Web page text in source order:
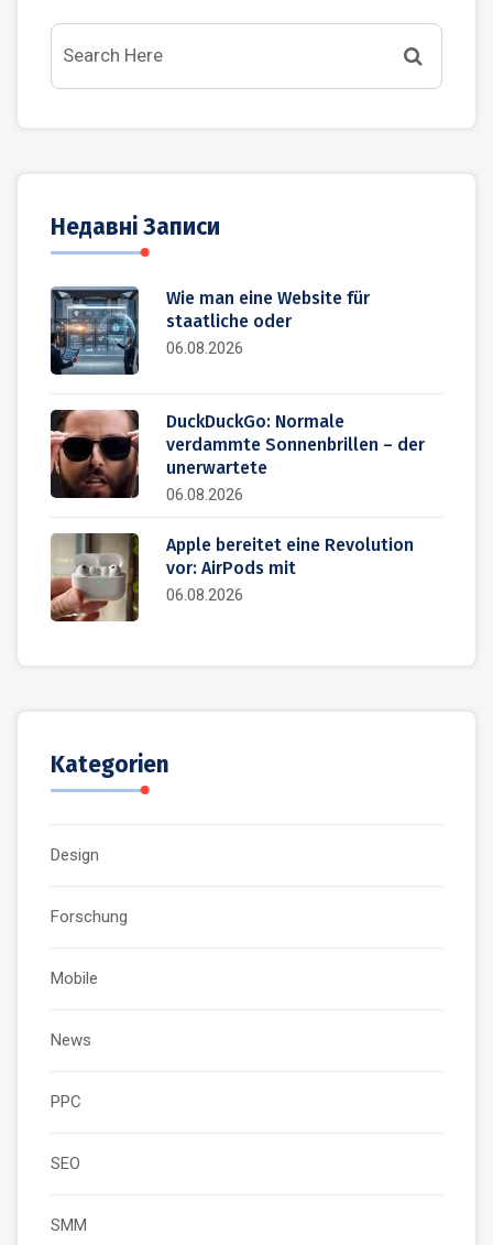
Недавні Записи
Wie man eine Website für
staatliche oder
06.08.2026
DuckDuckGo: Normale
verdammte Sonnenbrillen – der
unerwartete
06.08.2026
Apple bereitet eine Revolution
vor: AirPods mit
06.08.2026
Kategorien
Design
Forschung
Mobile
News
PPC
SEO
SMM